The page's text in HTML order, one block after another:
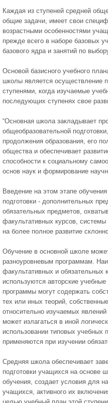
Каждая из ступеней средней
общие задачи, имеет свои
возрастными особенностями
прежде всего в наборе базовых
базового ядра и занятий по
Основой базисного учебного
школы является осуществление
ступенями, когда изучаемые
последующих ступенях свое
“Основная школа закладывает
общеобразовательной
продолжения образования, его
общества и обеспечивает
способности к социальному
основ наук и формирование
Введение на этом этапе
подготовки - дополнительных
обязательных предметов,
факультативных курсов,
на более полное развитие
Обучение в основной школе
разноуровневым программам.
факультативных и обязательных
используются авторские
программы могут содержать
тех или иных теорий,
относительно изучаемых
может излагаться в иной
использовании типовых учебных
применяются при изучении
Средняя школа обеспечивает
подготовки учащихся на основе
обучения, создает условия для
учащихся, активного их